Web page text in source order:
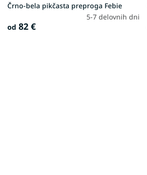
Črno-bela pikčasta preproga Febie
5-7 delovnih dni
od 82 €